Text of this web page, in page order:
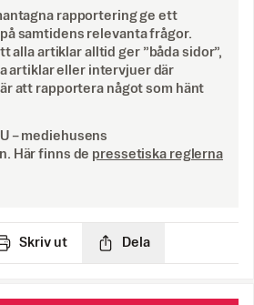
rapportering ge ett
samtidens relevanta frågor.
alla artiklar alltid ger ”båda sidor”,
artiklar eller intervjuer där
att rapportera något som hänt
– mediehusens
Här finns de pressetiska reglerna
Skriv ut Dela